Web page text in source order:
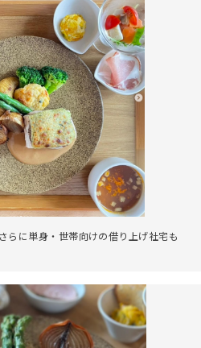
らに単身・世帯向けの借り上げ社宅も